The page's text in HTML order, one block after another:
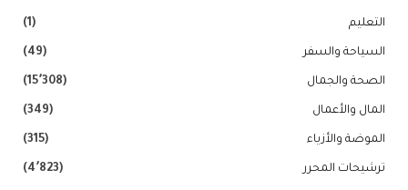
التعليم (1)
السياحة والسفر (49)
الصحة والجمال (15٬308)
المال والأعمال (349)
الموضة والأزياء (315)
ترشيحات المحرر (4٬823)